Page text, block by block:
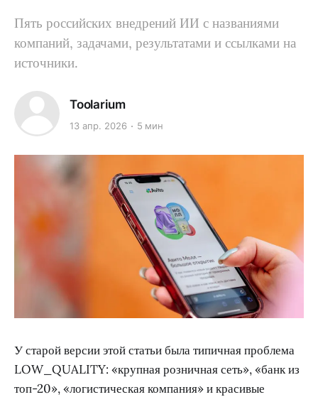
Пять российских внедрений ИИ с названиями
компаний, задачами, результатами и ссылками на
источники.
Toolarium
13 апр. 2026 5 мин
У старой версии этой статьи была типичная проблема
LOW_QUALITY: «крупная розничная сеть», «банк из
топ-20», «логистическая компания» и красивые